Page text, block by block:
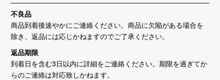
不良品
商品到着後速やかにご連絡ください。商品に欠陥がある場合を
除き、返品には応じかねますのでご了承ください。
返品期限
到着日を含む3日以内に詳細をご連絡ください。期限を過ぎてか
らのご連絡は対応致しかねます。